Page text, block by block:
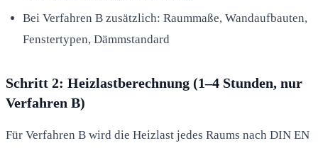
Bei Verfahren B zusätzlich: Raummaße, Wandaufbauten,
Fenstertypen, Dämmstandard
Schritt 2: Heizlastberechnung (1–4 Stunden, nur
Verfahren B)
Für Verfahren B wird die Heizlast jedes Raums nach DIN EN